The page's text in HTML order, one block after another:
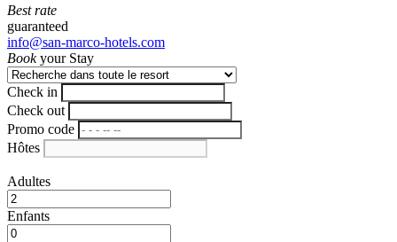
Best rate
guaranteed
info@san-marco-hotels.com
Bookyour Stay
Check in
Check out
Promo code
Hôtes
Adultes
Enfants